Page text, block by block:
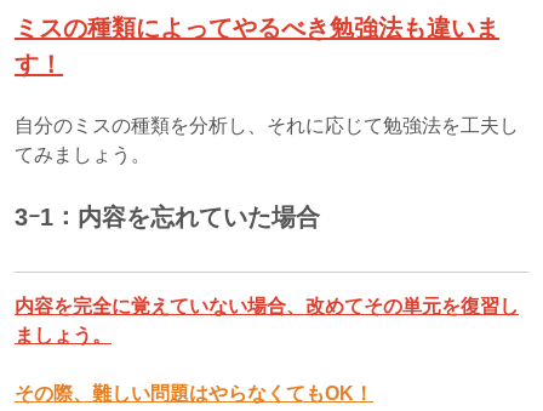
ミスの種類によってやるべき勉強法も違いま
す！
自分のミスの種類を分析し、それに応じて勉強法を工夫し
てみましょう。
3ｰ1：内容を忘れていた場合
内容を完全に覚えていない場合、改めてその単元を復習し
ましょう。
その際、難しい問題はやらなくてもOK！